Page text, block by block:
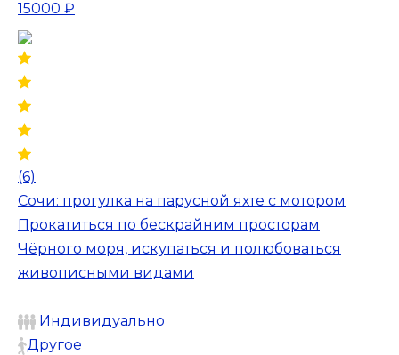
15000 ₽
(6)
Сочи: прогулка на парусной яхте с мотором
Прокатиться по бескрайним просторам
Чёрного моря, искупаться и полюбоваться
живописными видами
Индивидуально
Другое